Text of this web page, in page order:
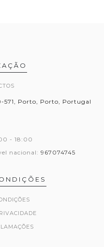
571, Porto, Porto, Portugal
- 18:00
nacional: 967074745